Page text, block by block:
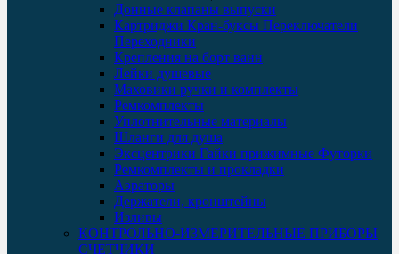
Донные клапаны выпуски
Картриджи Кран-буксы Переключатели
Переходники
Крепления на борт ванн
Лейки душевые
Маховики ручки и комплекты
Ремкомплекты
Уплотнительные материалы
Шланги для душа
Эксцентрики Гайки прижимные Футорки
Ремкомплекты и прокладки
Аэраторы
Держатели, кронштейны
Изливы
КОНТРОЛЬНО-ИЗМЕРИТЕЛЬНЫЕ ПРИБОРЫ
СЧЕТЧИКИ